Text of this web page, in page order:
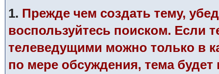
1. Прежде чем создать тему,
воспользуйтесь поиском. Если
телеведущими можно только в
по мере обсуждения, тема